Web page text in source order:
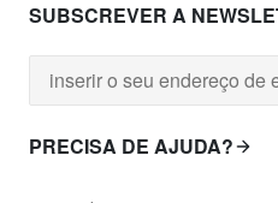
SUBSCREVER A
PRECISA DE AJUDA?